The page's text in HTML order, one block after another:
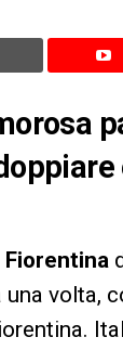
Fiorentina
volta,